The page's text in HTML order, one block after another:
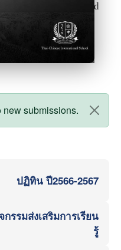
Europe, Canada and
all the best!
submissions.
ปฏิทิน ปี2566-2567
รรมส่งเสริมการเรียน
รู้